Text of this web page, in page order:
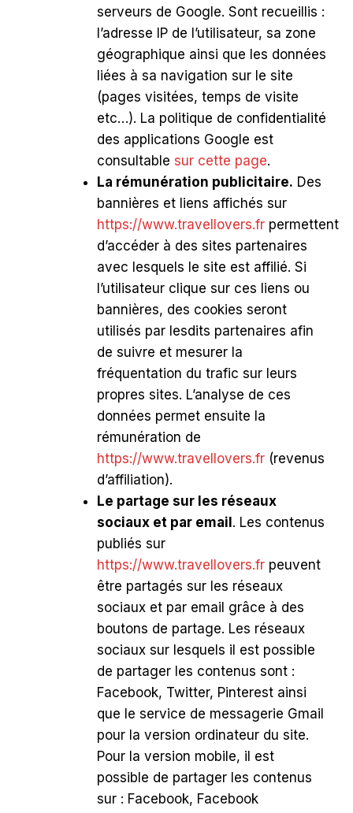
serveurs de Google. Sont recueillis :
l’adresse IP de l’utilisateur, sa zone
géographique ainsi que les données
liées à sa navigation sur le site
(pages visitées, temps de visite
etc…). La politique de confidentialité
des applications Google est
consultable sur cette page.
La rémunération publicitaire. Des
bannières et liens affichés sur
https://www.travellovers.fr permettent
d’accéder à des sites partenaires
avec lesquels le site est affilié. Si
l’utilisateur clique sur ces liens ou
bannières, des cookies seront
utilisés par lesdits partenaires afin
de suivre et mesurer la
fréquentation du trafic sur leurs
propres sites. L’analyse de ces
données permet ensuite la
rémunération de
https://www.travellovers.fr (revenus
d’affiliation).
Le partage sur les réseaux
sociaux et par email . Les contenus
publiés sur
https://www.travellovers.fr peuvent
être partagés sur les réseaux
sociaux et par email grâce à des
boutons de partage. Les réseaux
sociaux sur lesquels il est possible
de partager les contenus sont :
Facebook, Twitter, Pinterest ainsi
que le service de messagerie Gmail
pour la version ordinateur du site.
Pour la version mobile, il est
possible de partager les contenus
sur : Facebook, Facebook